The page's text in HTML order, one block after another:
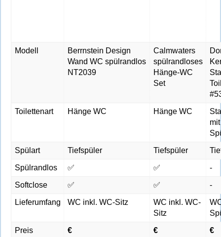
Modell
Berrnstein Design
Wand WC spülrandlos
NT2039
Calmwaters
spülrandloses
Hänge-WC
Set
Toilettenart Hänge WC Hänge WC
mit
Spülart Tiefspüler Tiefspüler
Spülrandlos ✅ ✅ -
Softclose ✅ ✅ -
Lieferumfang WC inkl. WC-Sitz
WC inkl. WC-
Sitz
Preis € € €